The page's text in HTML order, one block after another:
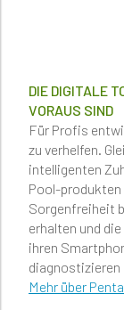
DIE DIGITALE
VORAUS SIND
Für Profis
zu verhelfen.
intelligenten
Pool-produkten
Sorgenfreiheit
erhalten und
ihren
diagnostizieren
Mehr über